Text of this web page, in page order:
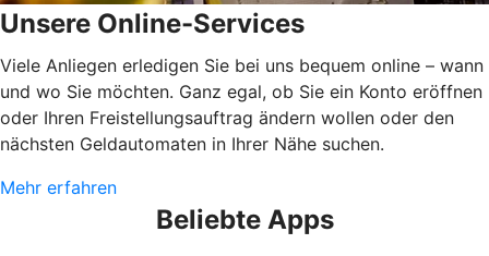
Unsere Online-Services
Viele Anliegen erledigen Sie bei uns bequem online – wann
und wo Sie möchten. Ganz egal, ob Sie ein Konto eröffnen
oder Ihren Freistellungsauftrag ändern wollen oder den
nächsten Geldautomaten in Ihrer Nähe suchen.
Mehr erfahren
Beliebte Apps